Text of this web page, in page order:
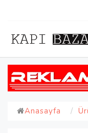
Anasayfa